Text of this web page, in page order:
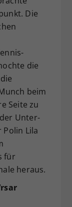
Die
die
beim
Seite zu
Unter-
Polin Lila
für
heraus.